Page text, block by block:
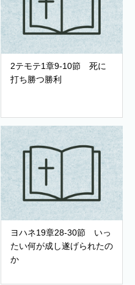
2テモテ1章9-10節 死に
打ち勝つ勝利
ヨハネ19章28-30節 いっ
たい何が成し遂げられたの
か